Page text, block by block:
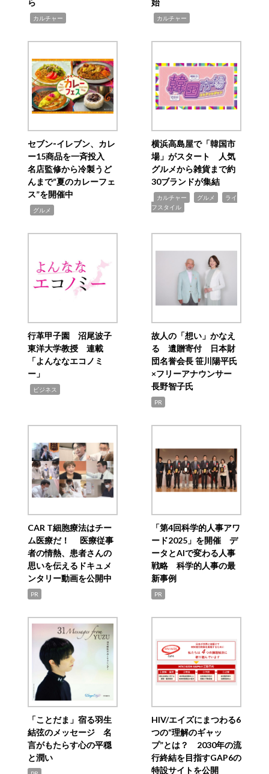
ら
カルチャー
始
カルチャー
セブン‐イレブン、カレ
ー15商品を一斉投入
名店監修から冷製うど
んまで“夏のカレーフェ
ス”を開催中
グルメ
横浜高島屋で「韓国市
場」がスタート 人気
グルメから雑貨まで約
30ブランドが集結
カルチャー グルメ
ライ
フスタイル
行革甲子園 沼尾波子
東洋大学教授 連載
「よんななエコノミ
ー」
ビジネス
故人の「想い」かなえ
る 遺贈寄付 日本財
団名誉会長 笹川陽平氏
×フリーアナウンサー
長野智子氏
PR
CAR T細胞療法はチー
ム医療だ！ 医療従事
者の情熱、患者さんの
思いを伝えるドキュメ
ンタリー動画を公開中
PR
「第4回科学的人事アワ
ード2025」を開催 デ
ータとAIで変わる人事
戦略 科学的人事の最
新事例
PR
「ことだま」宿る羽生
結弦のメッセージ 名
言がもたらす心の平穏
と潤い
HIV/エイズにまつわる6
つの“理解のギャッ
プ”とは？ 2030年の流
行終結を目指すGAP6の
特設サイトを公開